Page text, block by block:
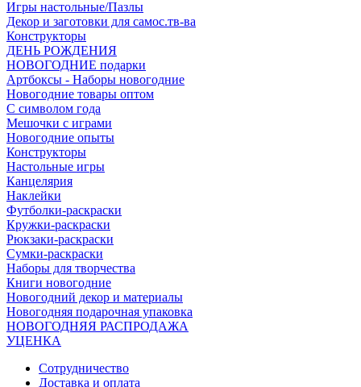
Игры настольные/Пазлы
Декор и заготовки для самос.тв-ва
Конструкторы
ДЕНЬ РОЖДЕНИЯ
НОВОГОДНИЕ подарки
Артбоксы - Наборы новогодние
Новогодние товары оптом
С символом года
Мешочки с играми
Новогодние опыты
Конструкторы
Настольные игры
Канцелярия
Наклейки
Футболки-раскраски
Кружки-раскраски
Рюкзаки-раскраски
Сумки-раскраски
Наборы для творчества
Книги новогодние
Новогодний декор и материалы
Новогодняя подарочная упаковка
НОВОГОДНЯЯ РАСПРОДАЖА
УЦЕНКА
Сотрудничество
Доставка и оплата